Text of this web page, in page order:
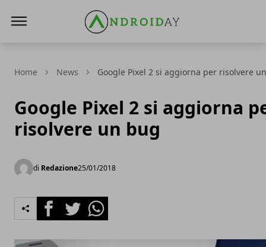
Home News Google Pixel 2 si aggiorna per risolvere
Google Pixel 2 si aggiorna
risolvere un bug
di Redazione25/01/2018
FacebookTwitterWhatsapp